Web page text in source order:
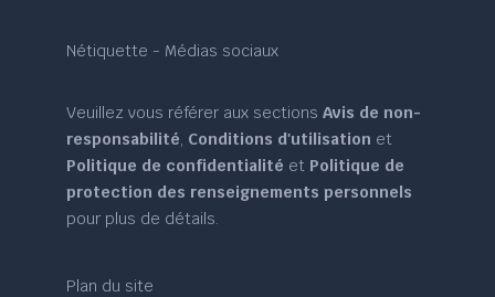
Nétiquette - Médias sociaux
Veuillez vous référer aux sectionsAvis de non-
responsabilité, Conditions d'utilisation et
Politique de confidentialité et Politique de
protection des renseignements personnels
pour plus de détails.
Plan du site